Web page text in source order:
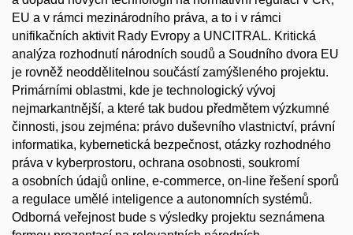
EU a v rámci mezinárodního práva, a to i v rámci
unifikačních aktivit Rady Evropy a UNCITRAL. Kritická
analýza rozhodnutí národních soudů a Soudního dvora EU
je rovněž neoddělitelnou součástí zamýšleného projektu.
Primárními oblastmi, kde je technologický vývoj
nejmarkantnější, a které tak budou předmětem výzkumné
činnosti, jsou zejména: právo duševního vlastnictví, právní
informatika, kybernetická bezpečnost, otázky rozhodného
práva v kyberprostoru, ochrana osobnosti, soukromí
a osobních údajů online, e-commerce, on-line řešení sporů
a regulace umělé inteligence a autonomních systémů.
Odborná veřejnost bude s výsledky projektu seznámena